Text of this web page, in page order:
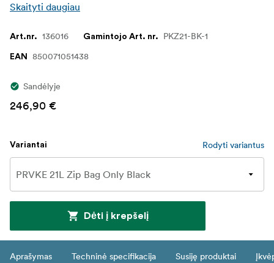
Skaityti daugiau
Art.nr. 136016 Gamintojo Art. nr. PKZ21-BK-1
EAN 850071051438
Sandėlyje
246,90 €
Variantai Rodyti variantus
Dėti į krepšelį
Aprašymas Techninė specifikacija Susiję produktai